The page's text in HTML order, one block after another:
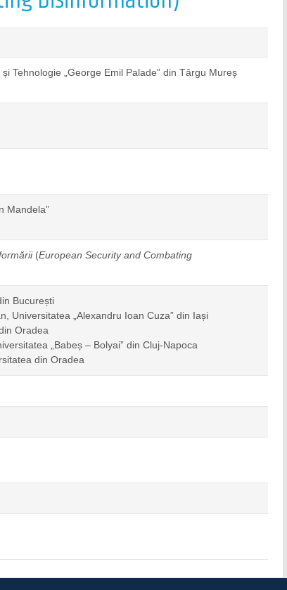
Tehnologie „George Emil Palade” din Târgu Mureș
Mandela”
(European Security and Combating
București
Universitatea „Alexandru Ioan Cuza” din Iași
Oradea
„Babeș – Bolyai” din Cluj-Napoca
din Oradea